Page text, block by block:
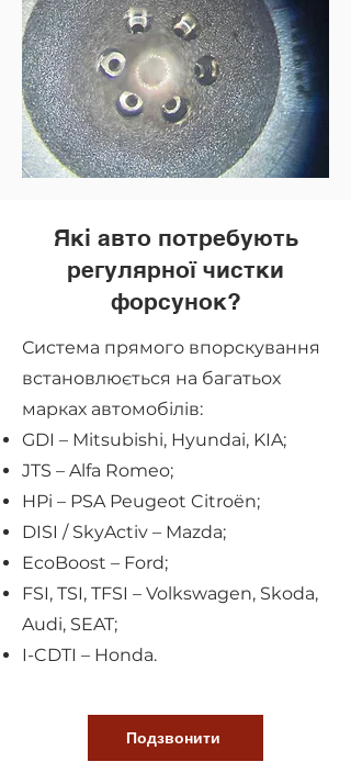
Які авто потребують
регулярної чистки
форсунок?
Система прямого впорскування
встановлюється на багатьох
марках автомобілів:
GDI – Mitsubishi, Hyundai, KIA;
JTS – Alfa Romeo;
HPi – PSA Peugeot Citroën;
DISI / SkyActiv – Mazda;
EcoBoost – Ford;
FSI, TSI, TFSI – Volkswagen, Skoda,
Audi, SEAT;
I-CDTI – Honda.
Подзвонити